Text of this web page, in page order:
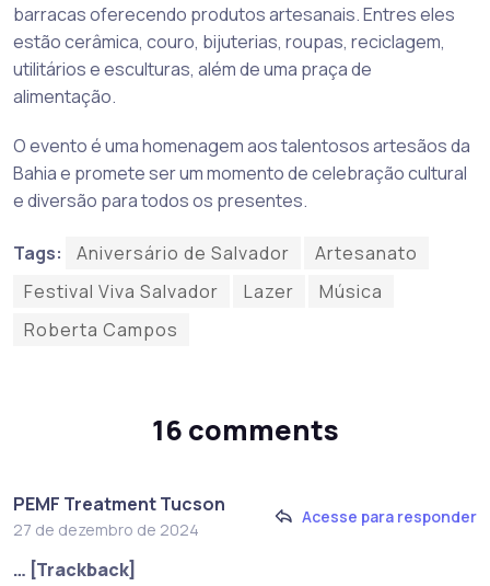
barracas oferecendo produtos artesanais. Entres eles
estão cerâmica, couro, bijuterias, roupas, reciclagem,
utilitários e esculturas, além de uma praça de
alimentação.
O evento é uma homenagem aos talentosos artesãos da
Bahia e promete ser um momento de celebração cultural
e diversão para todos os presentes.
Tags: Aniversário de Salvador
Artesanato
Festival Viva Salvador
Lazer
Música
Roberta Campos
16 comments
PEMF Treatment Tucson
27 de dezembro de 2024
Acesse para responder
… [Trackback]